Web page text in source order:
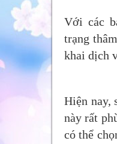
Với các
trạng
khai dịch
Hiện nay,
này rất
có thể